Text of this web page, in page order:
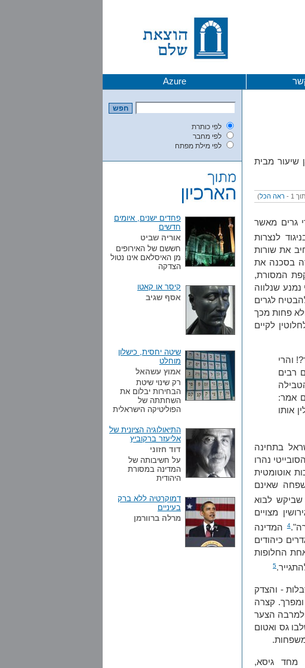
Azure
שיעור מבית
ראה הכל)
גרים מאשר
לנצרות
את שורות
בסכנה את
המסורת,
שנלווה
לגרים
פחות מכך
לקיים
והרי
רבים
אמר:
אותו
בתחינה
נהרו
אוטומטית
שאינם
שביקש לבוא
מצויים
4המדינה
כיהודים
החלופות
5
- והצדק
קצרה
הצער
גס ואטום
מחד גיסא,
לפי כותרת
לפי מחבר
לפי מילת מפתח
פחדים ישנים, איומים
חדשים
אוריה שביט
חששם של האירופים
מן האיסלאם אינו נטול
הצדקה
קיסר או קאטו
אסף שגיב
שיטה יחסית, כישלון
מוחלט
אמוץ עשהאל
רק שינוי שיטת
הבחירות יבלום את
השחתתה של
הפוליטיקה הישראלית
התיאולוגיה הציונית של
אליעזר ברקוביץ
דוד חזוני
על חשיבותה של
המדינה במסורת
היהודית
דמוקרטיה ללא ברק
בעיניים
מרלה ברוורמן